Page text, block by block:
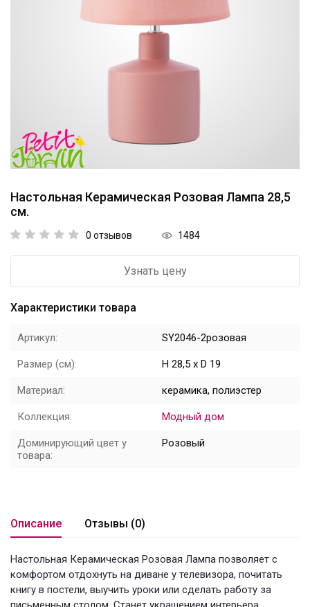
Ароматы
Посуда
Новый год
НОВЫЙ ГОД НОВИНКИ
Распродажа
Кролики
Настольная Керамическая Розовая Лампа 28,5
см.
0 отзывов 1484
Узнать цену
Характеристики товара
Артикул: SY2046-2розовая
Размер (см): H 28,5 x D 19
Материал: керамика, полиэстер
Коллекция: Модный дом
Доминирующий цвет у
товара:
Розовый
Описание Отзывы (0)
Настольная Керамическая Розовая Лампа позволяет с
комфортом отдохнуть на диване у телевизора, почитать
книгу в постели, выучить уроки или сделать работу за